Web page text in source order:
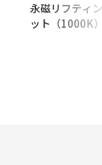
永磁リフティ
ット（1000K